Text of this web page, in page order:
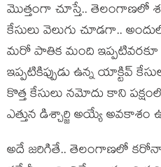
మొత్తంగా చూస్తే.. తెలంగాణలో
కేసులు వెలుగు చూడగా..
మరో పాతిక మంది
ఇప్పటికిప్పుడు ఉన్న యాక్టివ్
కొత్త కేసులు నమోదు కాని
ఎత్తున డిశ్చార్జి అయ్యే అవకాశం
అదే జరిగితే.. తెలంగాణలో కరోనా